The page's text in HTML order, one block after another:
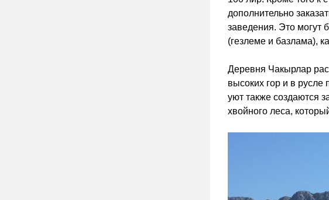
дополнительно
заведения. Это могут
(гезлеме и базлама),
Деревня Чакырлар
высоких гор и в
уют также создаются
хвойного леса,